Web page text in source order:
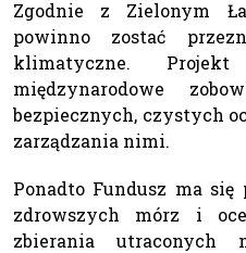
Zgodnie z Zielonym
powinno zostać
klimatyczne.
międzynarodowe
bezpiecznych, czystych
zarządzania nimi.
Ponadto Fundusz ma
zdrowszych mórz i
zbierania utraconych